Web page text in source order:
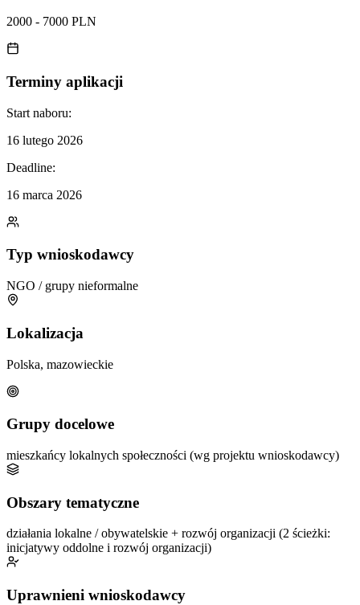
2000 - 7000 PLN
Terminy aplikacji
Start naboru:
16 lutego 2026
Deadline:
16 marca 2026
Typ wnioskodawcy
NGO / grupy nieformalne
Lokalizacja
Polska, mazowieckie
Grupy docelowe
mieszkańcy lokalnych społeczności (wg projektu wnioskodawcy)
Obszary tematyczne
działania lokalne / obywatelskie + rozwój organizacji (2 ścieżki:
inicjatywy oddolne i rozwój organizacji)
Uprawnieni wnioskodawcy